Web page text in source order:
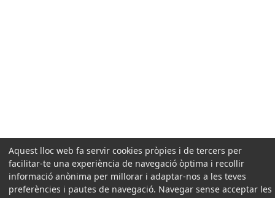
Aquest lloc web fa servir cookies pròpies i de tercers per
facilitar-te una experiència de navegació òptima i recollir
informació anònima per millorar i adaptar-nos a les teves
preferències i pautes de navegació. Navegar sense acceptar les